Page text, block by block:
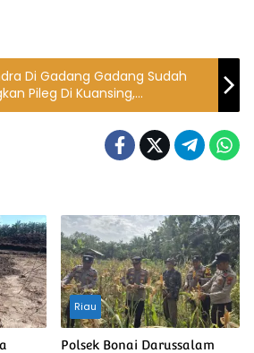
Di Gadang Gadang Sudah
Pileg Di Kuansing,
: Kita Tunggu Saja
KPU Lebih Dahulu
Riau
Polsek Bonai Darussalam